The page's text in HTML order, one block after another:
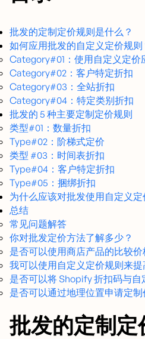
批发的定制定价规则是什么？
如何应用批发的自定义定价规则
Category#01：使用自定义定价
Category#02：客户特定折扣
Category#03：全站折扣
Category#04：特定类别折扣
批发的 5 种主要定制定价规则
类型#01：数量折扣
Type#02：阶梯式定价
类型 #03：时间表折扣
Type#04：客户特定折扣
Type#05：捆绑折扣
为什么应该对批发使用自定义定
总结
常见问题解答
你对批发定价方法了解多少？
是否可以使用商店产品的比较
我可以使用自定义定价规则来
是否可以将 Shopify 折扣码与自
是否可以通过地理位置申请定制
批发的定制定